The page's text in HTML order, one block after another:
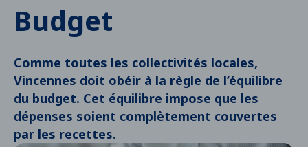
Comment fonctionne le budget de la commune ?
2026
2025
2024
2023
Budget
Comme toutes les collectivités locales,
Vincennes doit obéir à la règle de l’équilibre
du budget. Cet équilibre impose que les
dépenses soient complètement couvertes
par les recettes.